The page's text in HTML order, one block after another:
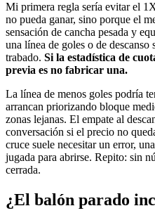
Mi primera regla sería evitar el
no pueda ganar, sino porque el
sensación de cancha pesada y
una línea de goles o de
trabado. Si la estadística de
previa es no fabricar una.
La línea de menos goles podría
arrancan priorizando bloque
zonas lejanas. El empate al
conversación si el precio no
cruce suele necesitar un error,
jugada para abrirse. Repito: sin
cerrada.
¿El balón parado